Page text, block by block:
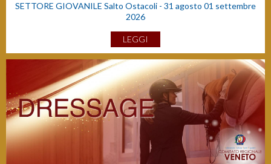
SETTORE GIOVANILE Salto Ostacoli - 31 agosto 01 settembre
2026
LEGGI